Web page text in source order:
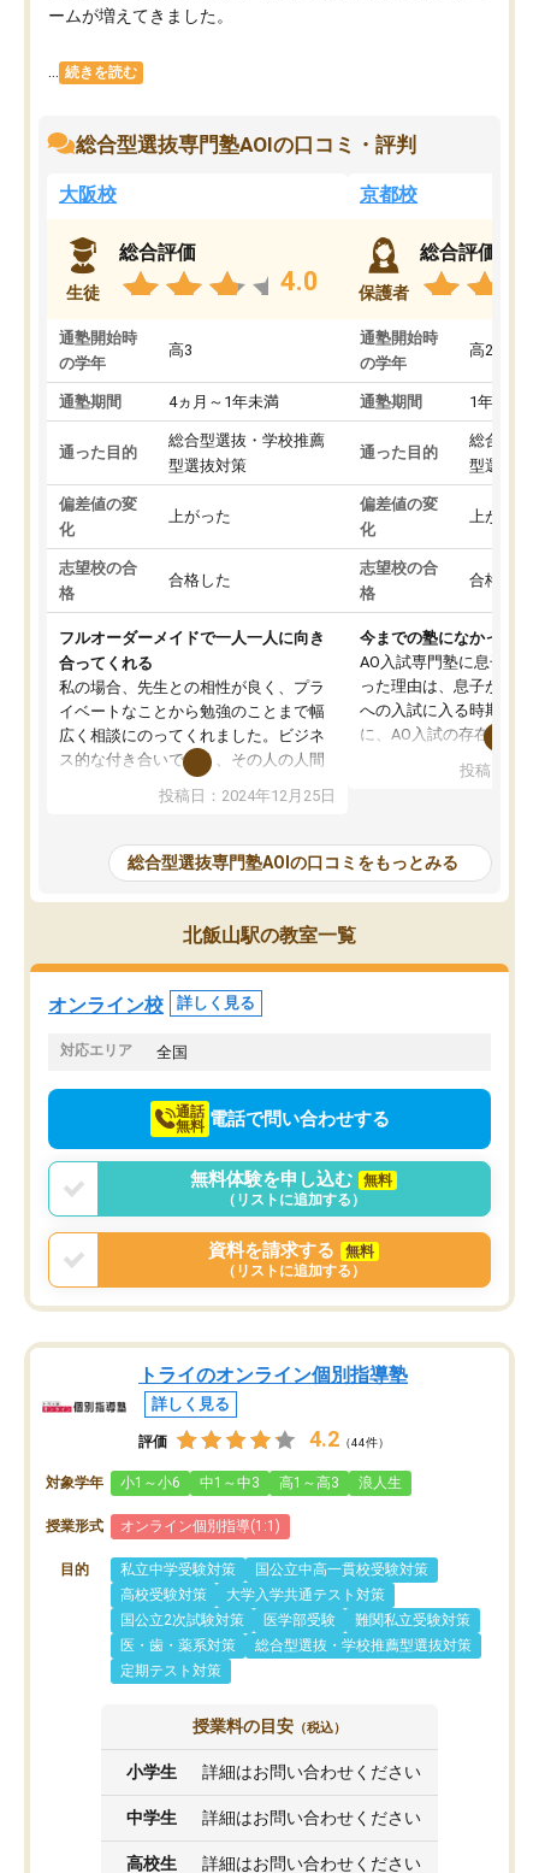
ームが増えてきました。
続きを読む
総合型選抜専門塾AOIの口コミ・評判
大阪校
生徒
総合評価
4.0
通塾開始時
の学年
高3
通塾期間 4ヵ月～1年未満
通った目的
総合型選抜・学校推薦
型選抜対策
偏差値の変
化
上がった
志望校の合
格
合格した
フルオーダーメイドで一人一人に向き
合ってくれる
私の場合、先生との相性が良く、プラ
イベートなことから勉強のことまで幅
広く相談にのってくれました。ビジネ
ス的な付き合いでなく、その人の人間
性までを適切に把握し、むきあってい
るなぁと強く感じることできました。
と相談すると、他の先生も紹介してく
ださり、客観的なアドバイスもいただ
くことができました（志望理由・自己
PR等の添削において）。そして、なに
より自習室が解放されている点がよか
ったです。友達と好きな時間に自習
し、お互いを高めあえる環境がありま
投稿日：2024年12月25日
京都校
保護者
総合評価
通塾開始時
の学年
高2
通塾期間 1年以上
通った目的
総合型選
型選抜対
偏差値の変
化
上がった
志望校の合
格
合格した
今までの塾になかった
AO入試専門塾に息子を
った理由は、息子が高校
への入試に入る時期に差
に、AO入試の存在を息
たことから、AOIに入塾
で、AO入試を改めて知
それに対しての具体的な
ことでした。更に子供の
けてらっしゃいますので
投稿日：
総合型選抜専門塾AOIの口コミをもっとみる
北飯山駅の教室一覧
オンライン校 詳しく見る
対応エリア 全国
通話
無料 電話で問い合わせする
無料体験を申し込む
無料
（リストに追加する）
資料を請求する
無料
（リストに追加する）
トライのオンライン個別指導塾
詳しく見る
評価 4.2 （44件）
対象学年 小1～小6 中1～中3 高1～高3 浪人生
授業形式 オンライン個別指導(1:1)
目的 私立中学受験対策
国公立中高一貫校受験対策
高校受験対策
大学入学共通テスト対策
国公立2次試験対策
医学部受験
難関私立受験対策
医・歯・薬系対策
総合型選抜・学校推薦型選抜対策
定期テスト対策
授業料の目安 （税込）
小学生 詳細はお問い合わせください
中学生 詳細はお問い合わせください
高校生 詳細はお問い合わせください